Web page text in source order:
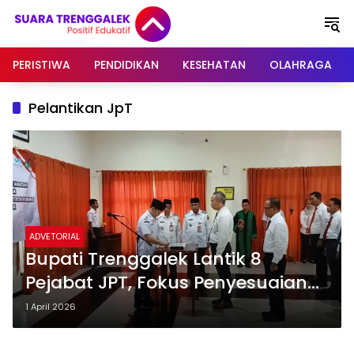
PERISTIWA
PENDIDIKAN KESEHATAN OLAHRAGA
Pelantikan JpT
ADVETORIAL
Bupati Trenggalek Lantik 8
Pejabat JPT, Fokus Penyesuaian
Struktur dan Peningkatan
Layanan
1 April 2026